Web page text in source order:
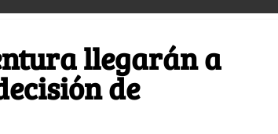
llegarán a
de